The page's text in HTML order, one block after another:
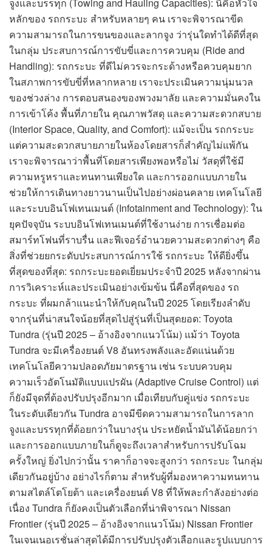
หลักของ รถกระบะ สำหรับหลายๆ คน เราจะพิจารณาขีด
ความสามารถในการขนของและลากจูง ว่ารุ่นใดทำได้ดีที่สุด
ในกลุ่ม ประสบการณ์การขับขี่และการควบคุม (Ride and
Handling): รถกระบะ ที่ดีไม่ควรจะกระด้างหรือควบคุมยาก
ในสภาพการขับขี่ที่หลากหลาย เราจะประเมินความนุ่มนวล
ของช่วงล่าง การตอบสนองของพวงมาลัย และความมั่นคงใน
การเข้าโค้ง พื้นที่ภายใน คุณภาพวัสดุ และความสะดวกสบาย
(Interior Space, Quality, and Comfort): แม้จะเป็น รถกระบะ
แต่ความสะดวกสบายภายในห้องโดยสารก็สำคัญไม่แพ้กัน
เราจะพิจารณาว่าพื้นที่โดยสารเพียงพอหรือไม่ วัสดุที่ใช้มี
ความหรูหราและทนทานเพียงใด และการออกแบบภายใน
ช่วยให้การเดินทางยาวนานเป็นไปอย่างผ่อนคลาย เทคโนโลยี
และระบบอินโฟเทนเมนต์ (Infotainment and Technology): ใน
ยุคปัจจุบัน ระบบอินโฟเทนเมนต์ที่ใช้งานง่าย การเชื่อมต่อ
สมาร์ทโฟนที่ราบรื่น และฟีเจอร์อำนวยความสะดวกต่างๆ คือ
สิ่งที่ช่วยยกระดับประสบการณ์การใช้ รถกระบะ ให้ดียิ่งขึ้น
ที่สุดของที่สุด: รถกระบะยอดเยี่ยมประจำปี 2025 หลังจากผ่าน
การวิเคราะห์และประเมินอย่างเข้มข้น นี่คือที่สุดของ รถ
กระบะ ที่ผมกล้าแนะนำให้กับคุณในปี 2025 โดยเรียงลำดับ
จากรุ่นที่น่าสนใจน้อยที่สุดไปสู่รุ่นที่เป็นสุดยอด: Toyota
Tundra (รุ่นปี 2025 – อ้างอิงจากแนวโน้ม) แม้ว่า Toyota
Tundra จะมีเครื่องยนต์ V8 อันทรงพลังและอัดแน่นด้วย
เทคโนโลยีความปลอดภัยมาตรฐาน เช่น ระบบควบคุม
ความเร็วอัตโนมัติแบบแปรผัน (Adaptive Cruise Control) แต่
ก็ยังมีจุดที่ต้องปรับปรุงอีกมาก เมื่อเทียบกับคู่แข่ง รถกระบะ
ในระดับเดียวกัน Tundra อาจมีขีดความสามารถในการลาก
จูงและบรรทุกที่ด้อยกว่าในบางรุ่น ประหยัดน้ำมันได้น้อยกว่า
และการออกแบบภายในก็ดูจะถึงเวลาสำหรับการปรับโฉม
ครั้งใหญ่ ยิ่งไปกว่านั้น ราคาก็อาจจะสูงกว่า รถกระบะ ในกลุ่ม
เดียวกันอยู่บ้าง อย่างไรก็ตาม สำหรับผู้ที่มองหาความทนทาน
ตามสไตล์โตโยต้า และเครื่องยนต์ V8 ที่ให้พละกำลังอย่างต่อ
เนื่อง Tundra ก็ยังคงเป็นตัวเลือกที่น่าพิจารณา Nissan
Frontier (รุ่นปี 2025 – อ้างอิงจากแนวโน้ม) Nissan Frontier
ในเจนเนอเรชั่นล่าสุดได้มีการปรับปรุงตัวเลือกและรูปแบบการ